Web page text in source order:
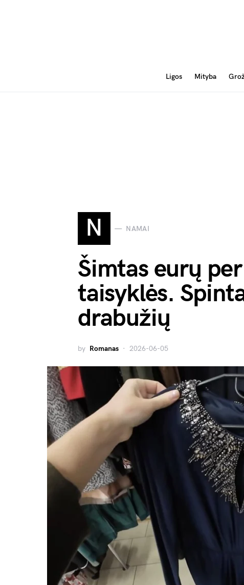
Ligos Mityba
N NAMAI
Šimtas eurų
taisyklės.
drabužių
by Romanas 2026-06-05